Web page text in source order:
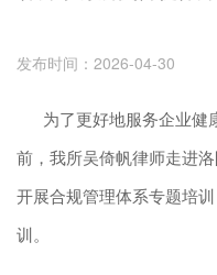
发布时间：2026-04-30
为了更好地服务企业健
前，我所吴倚帆律师走进
开展合规管理体系专题培
训。